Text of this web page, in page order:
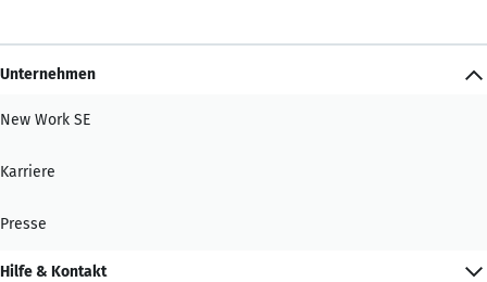
Unternehmen
New Work SE
Karriere
Presse
Hilfe & Kontakt